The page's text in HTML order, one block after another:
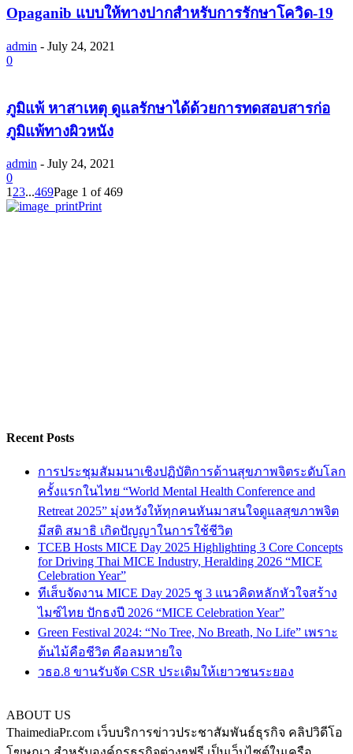
Opaganib แบบให้ทางปากสำหรับการรักษาโควิด-19
admin - July 24, 2021
0
ภูมิแพ้ หาสาเหตุ ดูแลรักษาได้ด้วยการทดสอบสารก่อ
ภูมิแพ้ทางผิวหนัง
admin - July 24, 2021
0
123...469Page 1 of 469
Print
Recent Posts
การประชุมสัมมนาเชิงปฏิบัติการด้านสุขภาพจิตระดับโลก
ครั้งแรกในไทย “World Mental Health Conference and
Retreat 2025” มุ่งหวังให้ทุกคนหันมาสนใจดูแลสุขภาพจิต
มีสติ สมาธิ เกิดปัญญาในการใช้ชีวิต
TCEB Hosts MICE Day 2025 Highlighting 3 Core Concepts
for Driving Thai MICE Industry, Heralding 2026 “MICE
Celebration Year”
ทีเส็บจัดงาน MICE Day 2025 ชู 3 แนวคิดหลักหัวใจสร้าง
ไมซ์ไทย ปักธงปี 2026 “MICE Celebration Year”
Green Festival 2024: “No Tree, No Breath, No Life” เพราะ
ต้นไม้คือชีวิต คือลมหายใจ
วธอ.8 ขานรับจัด CSR ประเดิมให้เยาวชนระยอง
ABOUT US
ThaimediaPr.com เว็บบริการข่าวประชาสัมพันธ์ธุรกิจ คลิปวิดีโอ